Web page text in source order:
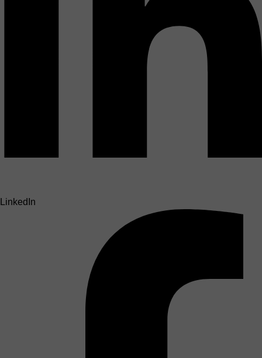
LinkedIn